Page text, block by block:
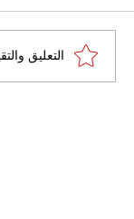
القضاء
نقابة
التعليق